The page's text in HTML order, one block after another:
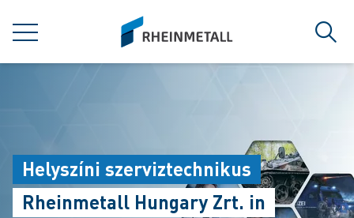
MENÜ
siteLogo
Helyszíni szerviztechnikus
Rheinmetall Hungary Zrt. in